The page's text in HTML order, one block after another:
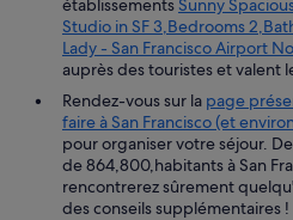
établissementsSunny
Studio in SF 3,Bedrooms
Lady - San Francisco Airport
auprès des touristes et valent
Rendez-vous sur la page
faire à San Francisco (et
pour organiser votre séjour.
de 864,800,habitants à San
rencontrerez sûrement
des conseils supplémentaires !